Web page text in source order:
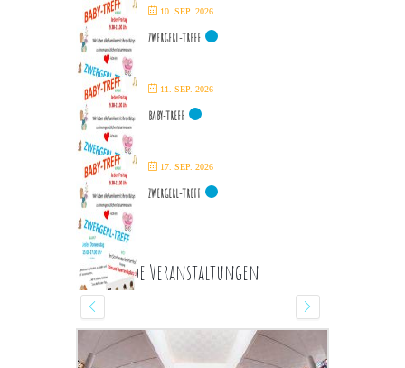
10. SEP. 2026
ZWERGERL-TREFF
11. SEP. 2026
BABY-TREFF
17. SEP. 2026
ZWERGERL-TREFF
Kommende Veranstaltungen